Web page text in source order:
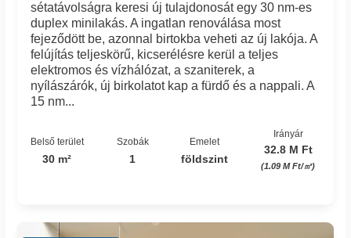
sétatávolságra keresi új tulajdonosát egy 30 nm-es
duplex minilakás. A ingatlan renoválása most
fejeződött be, azonnal birtokba veheti az új lakója. A
felújítás teljeskörű, kicserélésre kerül a teljes
elektromos és vízhálózat, a szaniterek, a
nyílászárók, új birkolatot kap a fürdő és a nappali. A
15 nm...
Belső terület
30 m²
Szobák
1
Emelet
földszint
Irányár
32.8 M Ft
(1.09 M Ft/㎡)